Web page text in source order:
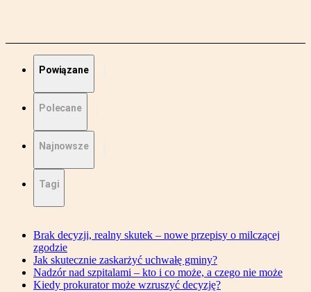
Powiązane
Polecane
Najnowsze
Tagi
Brak decyzji, realny skutek – nowe przepisy o milczącej
zgodzie
Jak skutecznie zaskarżyć uchwałę gminy?
Nadzór nad szpitalami – kto i co może, a czego nie może
Kiedy prokurator może wzruszyć decyzję?